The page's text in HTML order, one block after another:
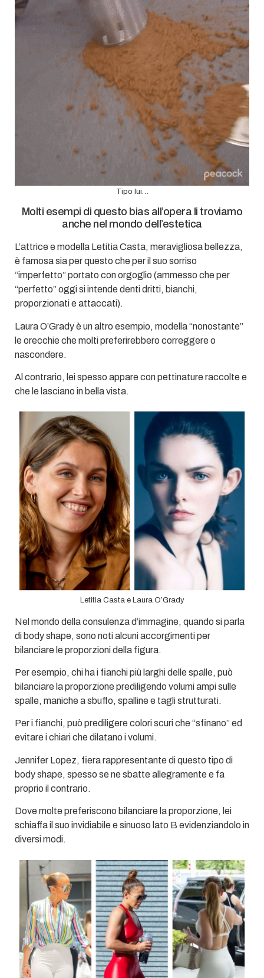
Tipo lui…
Molti esempi di questo bias all’opera li troviamo
anche nel mondo dell’estetica
L’attrice e modella Letitia Casta, meravigliosa bellezza,
è famosa sia per questo che per il suo sorriso
“imperfetto” portato con orgoglio (ammesso che per
“perfetto” oggi si intende denti dritti, bianchi,
proporzionati e attaccati).
Laura O’Grady è un altro esempio, modella “nonostante”
le orecchie che molti preferirebbero correggere o
nascondere.
Al contrario, lei spesso appare con pettinature raccolte e
che le lasciano in bella vista.
Letitia Casta e Laura O’Grady
Nel mondo della consulenza d’immagine, quando si parla
di body shape, sono noti alcuni accorgimenti per
bilanciare le proporzioni della figura.
Per esempio, chi ha i fianchi più larghi delle spalle, può
bilanciare la proporzione prediligendo volumi ampi sulle
spalle, maniche a sbuffo, spalline e tagli strutturati.
Per i fianchi, può prediligere colori scuri che “sfinano” ed
evitare i chiari che dilatano i volumi.
Jennifer Lopez, fiera rappresentante di questo tipo di
body shape, spesso se ne sbatte allegramente e fa
proprio il contrario.
Dove molte preferiscono bilanciare la proporzione, lei
schiaffa il suo invidiabile e sinuoso lato B evidenziandolo in
diversi modi.